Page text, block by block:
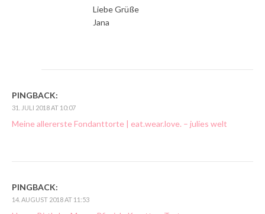
Liebe Grüße
Jana
PINGBACK:
31. JULI 2018 AT 10:07
Meine allererste Fondanttorte | eat.wear.love. – julies welt
PINGBACK:
14. AUGUST 2018 AT 11:53